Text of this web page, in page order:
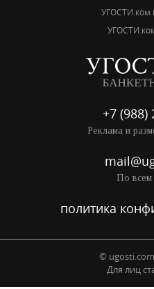
УГОСТИ.ком
+7 (988)
Реклама и
По всем
политика
©
Для лиц